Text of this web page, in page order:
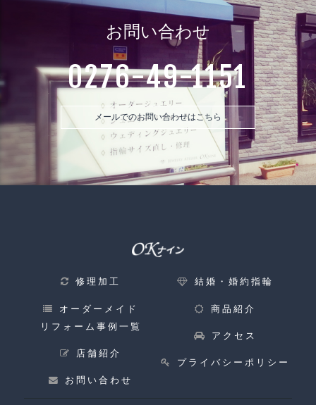
お問い合わせ
0276-49-1151
メールでのお問い合わせはこちら
修理加工
オーダーメイド
リフォーム事例一覧
店舗紹介
お問い合わせ
結婚・婚約指輪
商品紹介
アクセス
プライバシーポリシー